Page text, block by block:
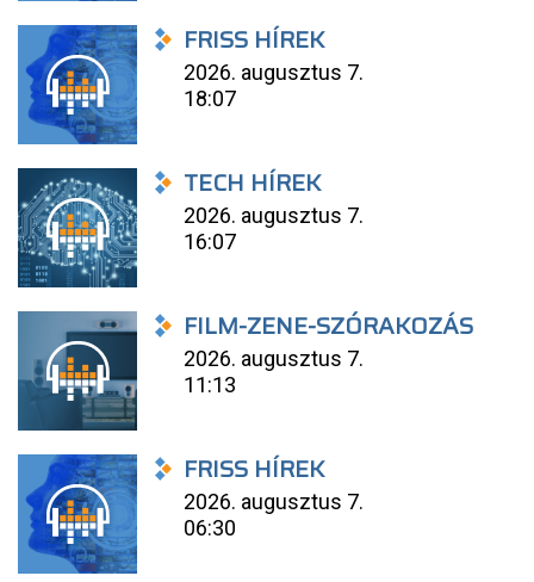
FRISS HÍREK
2026. augusztus 7.
18:07
TECH HÍREK
2026. augusztus 7.
16:07
FILM-ZENE-SZÓRAKOZÁS
2026. augusztus 7.
11:13
FRISS HÍREK
2026. augusztus 7.
06:30